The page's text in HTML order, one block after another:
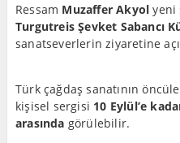
Ressam Muzaffer Akyol
Turgutreis Şevket Sabancı
sanatseverlerin ziyaretine
Türk çağdaş sanatının
kişisel sergisi 10 Eylül’e
arasında görülebilir.